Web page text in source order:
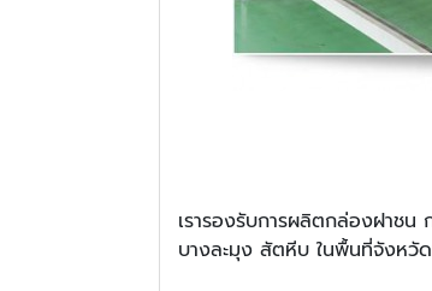
เรารองรับการผลิตกล่องฝาช
บางละมุง สัตหีบ ในพื้นที่จังหวัด